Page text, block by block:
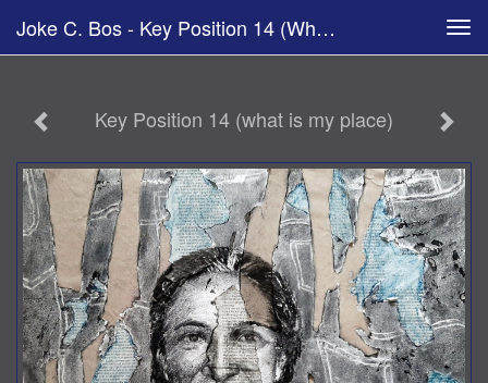
Joke C. Bos - Key Position 14 (what Is My Place)
Key Position 14 (what is my place)